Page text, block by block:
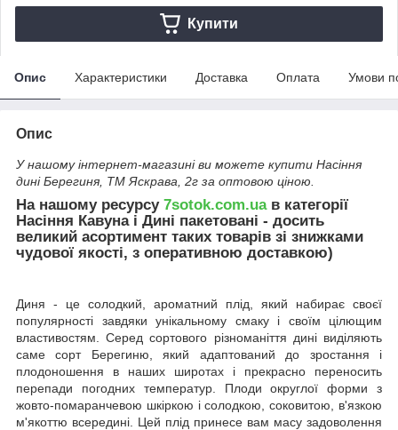
Купити
Опис Характеристики Доставка Оплата Умови
Опис
У нашому інтернет-магазині ви можете купити Насіння
дині Берегиня, ТМ Яскрава, 2г за оптовою ціною.
На нашому ресурсу 7sotok.com.uaв категорії
Насіння Кавуна і Дині пакетовані - досить
великий асортимент таких товарів зі знижками
чудової якості, з оперативною доставкою)
Диня - це солодкий, ароматний плід, який набирає своєї
популярності завдяки унікальному смаку і своїм цілющим
властивостям. Серед сортового різноманіття дині виділяють
саме сорт Берегиню, який адаптований до зростання і
плодоношення в наших широтах і прекрасно переносить
перепади погодних температур. Плоди округлої форми з
жовто-помаранчевою шкіркою і солодкою, соковитою, в'язкою
м'якоттю всередині. Цей плід принесе вам масу задоволення